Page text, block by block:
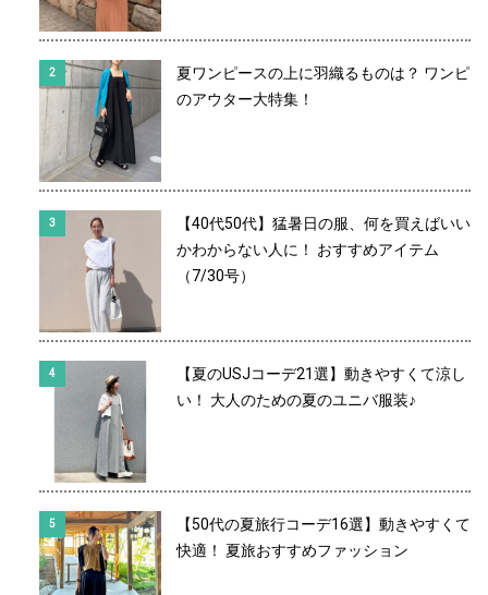
夏ワンピースの上に羽織るものは？ ワンピ
のアウター大特集！
【40代50代】猛暑日の服、何を買えばいい
かわからない人に！ おすすめアイテム
（7/30号）
【夏のUSJコーデ21選】動きやすくて涼し
い！ 大人のための夏のユニバ服装♪
【50代の夏旅行コーデ16選】動きやすくて
快適！ 夏旅おすすめファッション